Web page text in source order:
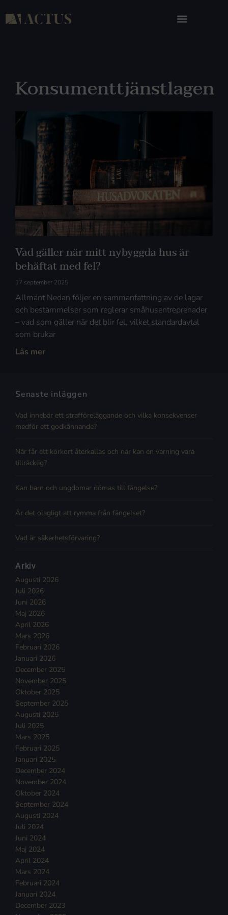
Konsumenttjänstlagen
Vad gäller när mitt nybyggda hus är
behäftat med fel?
17 september 2025
Allmänt Nedan följer en sammanfattning av de lagar
och bestämmelser som reglerar småhusentreprenader
– vad som gäller när det blir fel, vilket standardavtal
som brukar
Läs mer
Senaste inläggen
Vad innebär ett strafföreläggande och vilka konsekvenser
medför ett godkännande?
När får ett körkort återkallas och när kan en varning vara
tillräcklig?
Kan barn och ungdomar dömas till fängelse?
Är det olagligt att rymma från fängelset?
Vad är säkerhetsförvaring?
Arkiv
Augusti 2026
Juli 2026
Juni 2026
Maj 2026
April 2026
Mars 2026
Februari 2026
Januari 2026
December 2025
November 2025
Oktober 2025
September 2025
Augusti 2025
Juli 2025
Mars 2025
Februari 2025
Januari 2025
December 2024
November 2024
Oktober 2024
September 2024
Augusti 2024
Juli 2024
Juni 2024
Maj 2024
April 2024
Mars 2024
Februari 2024
Januari 2024
December 2023